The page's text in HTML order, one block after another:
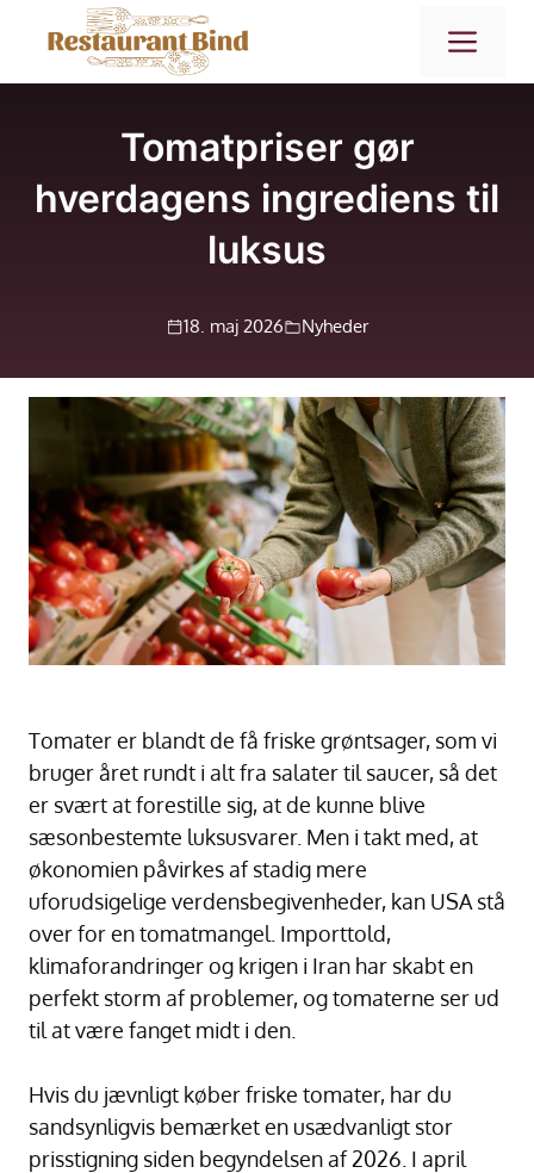
indhold
Tomatpriser gør
hverdagens ingrediens til
luksus
18. maj 2026 Nyheder
Tomater er blandt de få friske grøntsager, som vi
bruger året rundt i alt fra salater til saucer, så det
er svært at forestille sig, at de kunne blive
sæsonbestemte luksusvarer. Men i takt med, at
økonomien påvirkes af stadig mere
uforudsigelige verdensbegivenheder, kan USA stå
over for en tomatmangel. Importtold,
klimaforandringer og krigen i Iran har skabt en
perfekt storm af problemer, og tomaterne ser ud
til at være fanget midt i den.
Hvis du jævnligt køber friske tomater, har du
sandsynligvis bemærket en usædvanligt stor
prisstigning siden begyndelsen af 2026. I april